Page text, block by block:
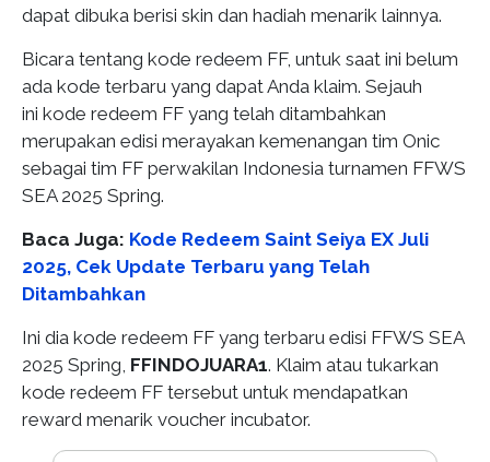
dapat dibuka berisi skin dan hadiah menarik lainnya.
Bicara tentang kode redeem FF, untuk saat ini belum
ada kode terbaru yang dapat Anda klaim. Sejauh
ini kode redeem FF yang telah ditambahkan
merupakan edisi merayakan kemenangan tim Onic
sebagai tim FF perwakilan Indonesia turnamen FFWS
SEA 2025 Spring.
Baca Juga: Kode Redeem Saint Seiya EX Juli
2025, Cek Update Terbaru yang Telah
Ditambahkan
Ini dia kode redeem FF yang terbaru edisi FFWS SEA
2025 Spring, FFINDOJUARA1. Klaim atau tukarkan
kode redeem FF tersebut untuk mendapatkan
reward menarik voucher incubator.